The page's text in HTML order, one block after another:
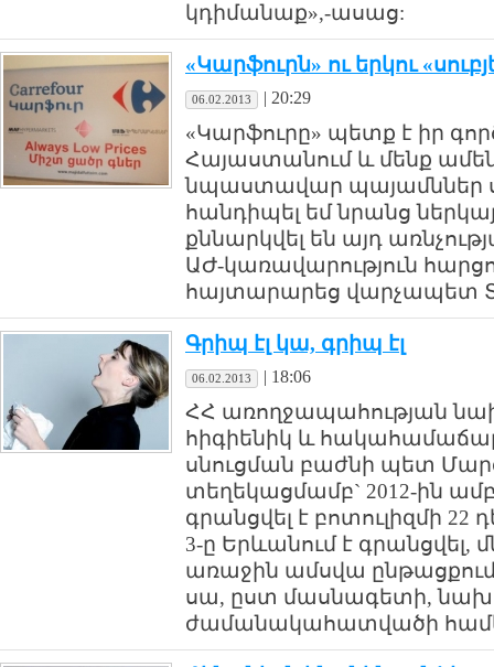
կդիմանաք»,-ասաց:
«Կարֆուրն» ու երկու
06.02.2013 | 20:29
«Կարֆուրը» պետք է իր
Հայաստանում և մենք ամեն
նպաստավար պայամններ
հանդիպել եմ նրանց
քննարկվել են այդ
ԱԺ-կառավարություն
հայտարարեց վարչապետ
Գրիպ էլ կա, գրիպ էլ
06.02.2013 | 18:06
ՀՀ առողջապահության
հիգիենիկ և
սնուցման բաժնի պետ
տեղեկացմամբ` 2012-ին
գրանցվել է բոտուլիզմի
3-ը Երևանում է գրանցվել,
առաջին ամսվա ընթացքում
սա, ըստ մասնագետի,
ժամանակահատվածի